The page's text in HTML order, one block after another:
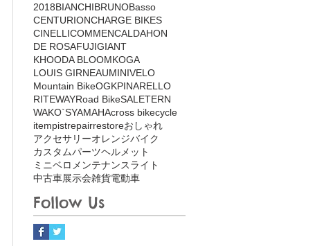
2018BIANCHIBRUNOBasso
CENTURIONCHARGE BIKES
CINELLICOMMENCAL DAHON
DE ROSAFUJIGIANT
KHOODA BLOOMKOGA
LOUIS GIRNEAUMINIVELO
Mountain BikeOGKPINARELLO
RITEWAYRoad BikeSALETERN
WAKO`SYAMAHAcross bikecycle
itempistrepairrestoreおしゃれ
アクセサリーオレンジバイク
カスタムパーツヘルメット
ミニベロ メンテナンスライト
中古車展示会雑貨電動車
Follow Us